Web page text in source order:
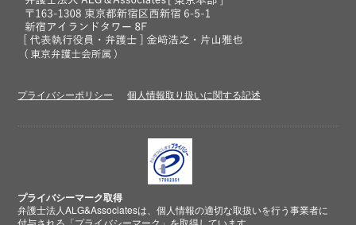
プライバシーポリシー 個人情報取り扱いに関する記述
プライバシーマーク取得
弁護士法人ALG&Associatesは、個人情報の適切な取扱いを行う事業者に